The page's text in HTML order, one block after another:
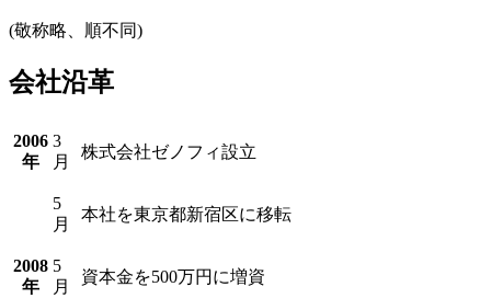
(敬称略、順不同)
会社沿革
2006
年
3
月
株式会社ゼノフィ設立
5
月
本社を東京都新宿区に移転
2008
年
5
月
資本金を500万円に増資